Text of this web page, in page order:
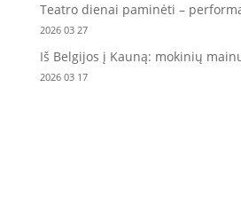
Teatro dienai paminėti –
2026 03 27
Iš Belgijos į Kauną: mokinių
2026 03 17